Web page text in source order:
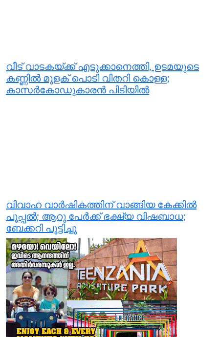
വീട് വാടകയ്ക്ക് എടുക്കാനെത്തി, ഉടമയുടെ
കണ്ണില്‍ മുളക് പൊടി വിതറി കൊള്ള;
കാസര്‍കോഡുകാരന്‍ പിടിയില്‍
വിവാഹ വാര്‍ഷികത്തിന് വാങ്ങിയ കേക്കില്‍
പൂപ്പല്‍; ആറു പേര്‍ക്ക് ഭക്ഷ്യ വിഷബാധ;
ബേക്കറി പൂട്ടിച്ചു